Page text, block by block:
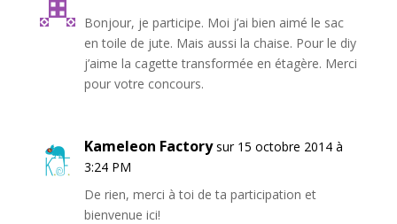
Bonjour, je participe. Moi j’ai bien aimé le sac
en toile de jute. Mais aussi la chaise. Pour le diy
j’aime la cagette transformée en étagère. Merci
pour votre concours.
Kameleon Factory sur 15 octobre 2014 à
3:24 PM
De rien, merci à toi de ta participation et
bienvenue ici!